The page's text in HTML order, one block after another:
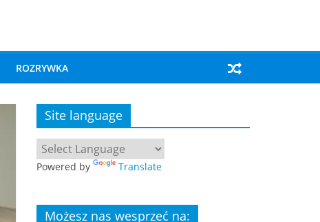
ROZRYWKA
Site language
Powered by Translate
Możesz nas wesprzeć na: